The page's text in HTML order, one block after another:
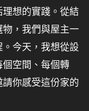
想的實踐。從結
，我們與屋主一
今天，我想從設
個空間、每個轉
你感受這份家的